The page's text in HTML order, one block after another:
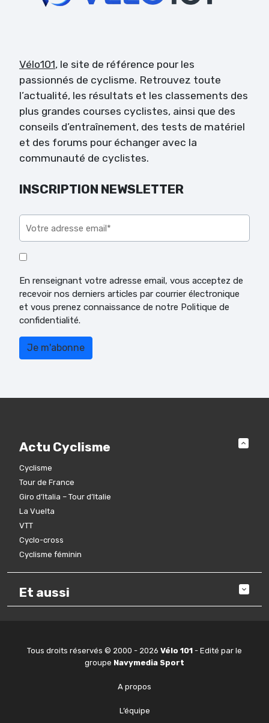
Vélo101, le site de référence pour les
passionnés de cyclisme. Retrouvez toute
l’actualité, les résultats et les classements des
plus grandes courses cyclistes, ainsi que des
conseils d’entraînement, des tests de matériel
et des forums pour échanger avec la
communauté de cyclistes.
INSCRIPTION NEWSLETTER
En renseignant votre adresse email, vous acceptez de
recevoir nos derniers articles par courrier électronique
et vous prenez connaissance de notre Politique de
confidentialité.
Actu Cyclisme
Cyclisme
Tour de France
Giro d’Italia – Tour d’Italie
La Vuelta
VTT
Cyclo-cross
Cyclisme féminin
Et aussi
Tous droits réservés © 2000 - 2026 Vélo 101 - Edité par le
groupe Navymedia Sport
A propos
L’équipe